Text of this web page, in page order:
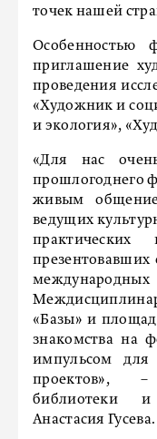
точек нашей
Особенностью
приглашение
проведения
«Художник и
и экология»,
«Для нас
прошлогоднего
живым
ведущих
практических
презентовавших
«Базы» и
знакомства на
импульсом для
проектов», –
библиотеки
Анастасия Гусева.